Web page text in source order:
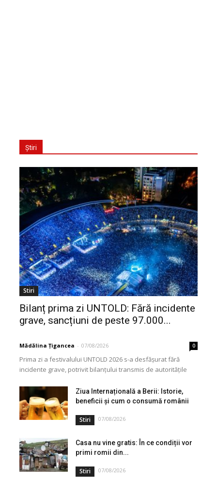
Știri
Stiri
Bilanț prima zi UNTOLD: Fără incidente
grave, sancțiuni de peste 97.000...
Mădălina Țigancea - 07/08/2026 0
Prima zi a festivalului UNTOLD 2026 s-a desfășurat fără
incidente grave, potrivit bilanțului transmis de autoritățile
Ziua Internațională a Berii: Istorie,
beneficii și cum o consumă românii
Stiri 07/08/2026
Casa nu vine gratis: În ce condiții vor
primi romii din...
Stiri 07/08/2026